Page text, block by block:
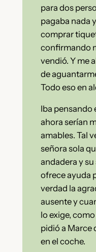
para dos
pagaba nada
comprar
confirmando
vendió. Y me
de
Todo eso en
Iba pensando
ahora serían
amables. Tal
señora sola
andadera y
ofrece ayuda
verdad la
ausente y
lo exige,
pidió a Marce
en el coche.